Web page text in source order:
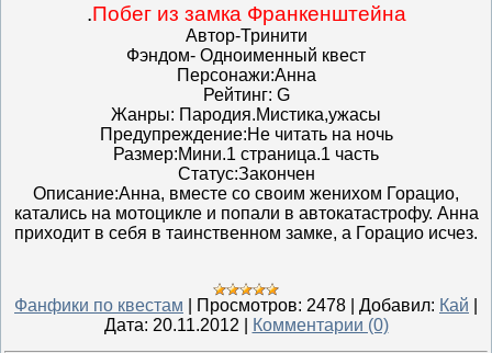
.Побег из замка Франкенштейна
Автор-Тринити
Фэндом- Одноименный квест
Персонажи:Анна
Рейтинг: G
Жанры: Пародия.Мистика,ужасы
Предупреждение:Не читать на ночь
Размер:Мини.1 страница.1 часть
Статус:Закончен
Описание:Анна, вместе со своим женихом Горацио,
катались на мотоцикле и попали в автокатастрофу. Анна
приходит в себя в таинственном замке, а Горацио исчез.
Фанфики по квестам Просмотров: 2478 Добавил: Кай
Дата: 20.11.2012 Комментарии (0)